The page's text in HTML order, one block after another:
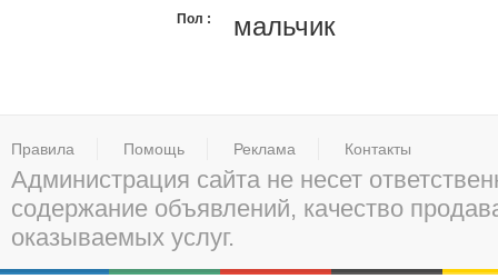
Пол мальчик
Правила Помощь Реклама Контакты
Администрация сайта не несет
содержание объявлений, качество
оказываемых услуг.